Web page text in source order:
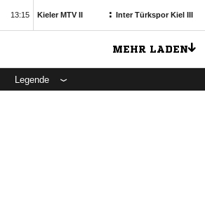
13:15 Kieler MTV II : Inter Türkspor Kiel III
MEHR LADEN
Legende